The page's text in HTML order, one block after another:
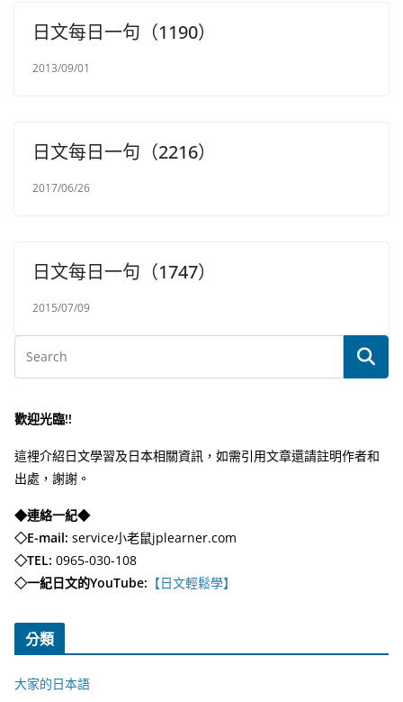
日文每日一句（1190）
2013/09/01
日文每日一句（2216）
2017/06/26
日文每日一句（1747）
2015/07/09
歡迎光臨!!
這裡介紹日文學習及日本相關資訊，如需引用文章還請註明作者和
出處，謝謝。
◆連絡一紀◆
◇E-mail: service小老鼠jplearner.com
◇TEL: 0965-030-108
◇一紀日文的YouTube: 【日文輕鬆學】
分類
大家的日本語